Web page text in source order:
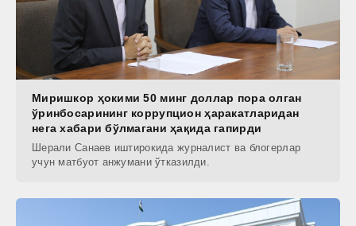
Миришкор ҳокими 50 минг доллар пора олган
ўринбосарининг коррупцион ҳаракатларидан
нега хабари бўлмагани ҳақида гапирди
Шерали Санаев иштирокида журналист ва блогерлар
учун матбуот анжумани ўтказилди.